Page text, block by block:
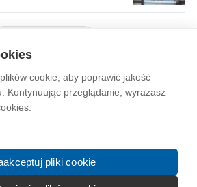
cookie, aby poprawić jakość
Kontynuując przeglądanie, wyrażasz
pliki cookie
Regulamin Prywatność
Kontakt